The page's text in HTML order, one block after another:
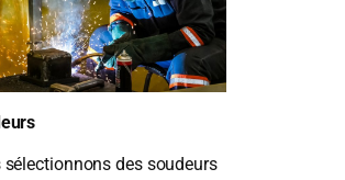
sélectionnons des soudeurs